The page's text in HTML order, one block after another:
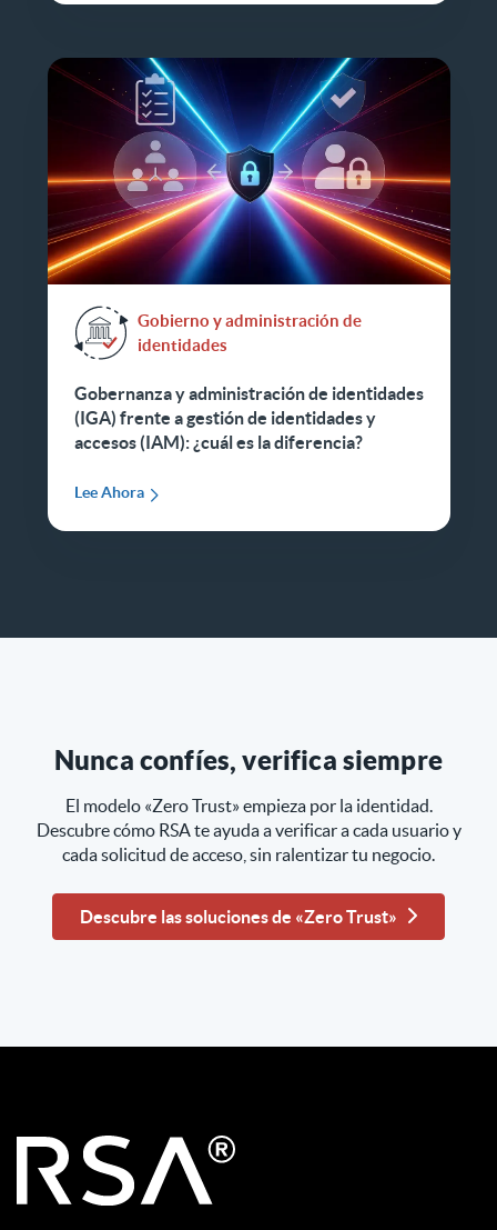
Gobierno y administración de
identidades
Gobernanza y administración de identidades
(IGA) frente a gestión de identidades y
accesos (IAM): ¿cuál es la diferencia?
Lee Ahora
Nunca confíes, verifica siempre
El modelo «Zero Trust» empieza por la identidad.
Descubre cómo RSA te ayuda a verificar a cada usuario y
cada solicitud de acceso, sin ralentizar tu negocio.
Descubre las soluciones de «Zero Trust»